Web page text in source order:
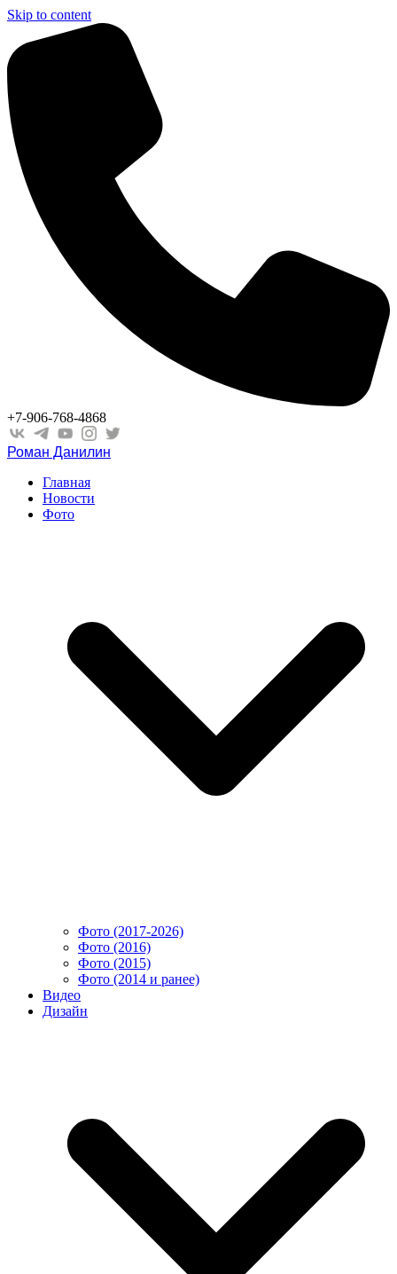
Skip to content
+7-906-768-4868
Роман Данилин
Главная
Новости
Фото
Фото (2017-2026)
Фото (2016)
Фото (2015)
Фото (2014 и ранее)
Видео
Дизайн